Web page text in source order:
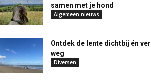
samen met je hond
Algemeen nieuws
Ontdek de lente dichtbij én ver
weg
Diversen